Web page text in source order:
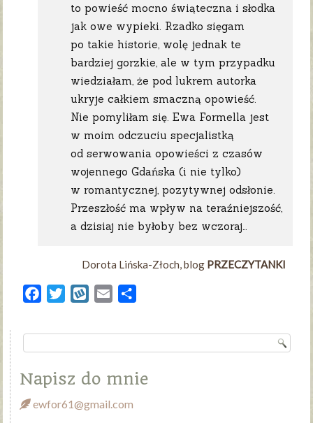
to powieść mocno świąteczna i słodka
jak owe wypieki. Rzadko sięgam
po takie historie, wolę jednak te
bardziej gorzkie, ale w tym przypadku
wiedziałam, że pod lukrem autorka
ukryje całkiem smaczną opowieść.
Nie pomyliłam się. Ewa Formella jest
w moim odczuciu specjalistką
od serwowania opowieści z czasów
wojennego Gdańska (i nie tylko)
w romantycznej, pozytywnej odsłonie.
Przeszłość ma wpływ na teraźniejszość,
a dzisiaj nie byłoby bez wczoraj…
Dorota Lińska-Złoch, blog PRZECZYTANKI
FacebookTwitterWykopEmail
Napisz do mnie
ewfor61@gmail.com